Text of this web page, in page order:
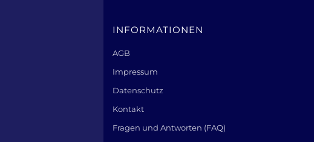
INFORMATIONEN
AGB
Impressum
Datenschutz
Kontakt
Fragen und Antworten (FAQ)